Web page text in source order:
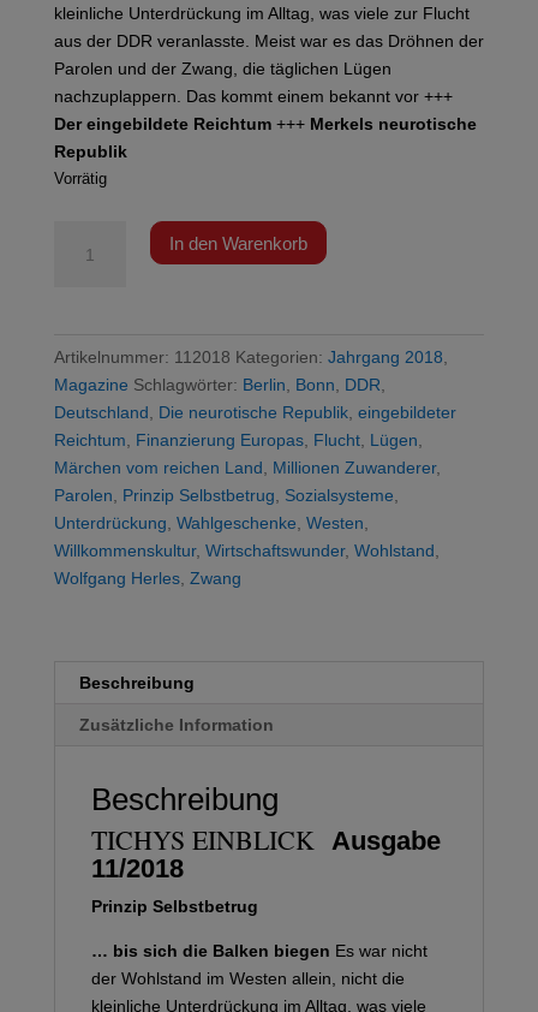
kleinliche Unterdrückung im Alltag, was viele zur Flucht
aus der DDR veranlasste. Meist war es das Dröhnen der
Parolen und der Zwang, die täglichen Lügen
nachzuplappern. Das kommt einem bekannt vor +++
Der eingebildete Reichtum+++ Merkels neurotische
Republik
Vorrätig
Selbstbetrug
In den Warenkorb
Artikelnummer: 112018 Kategorien: Jahrgang 2018,
Magazine Schlagwörter: Berlin, Bonn, DDR,
Deutschland, Die neurotische Republik, eingebildeter
Reichtum, Finanzierung Europas, Flucht, Lügen,
Märchen vom reichen Land, Millionen Zuwanderer,
Parolen, Prinzip Selbstbetrug, Sozialsysteme,
Unterdrückung, Wahlgeschenke, Westen,
Willkommenskultur, Wirtschaftswunder, Wohlstand,
Wolfgang Herles, Zwang
Beschreibung
Zusätzliche Information
Beschreibung
TICHYS EINBLICK Ausgabe
11/2018
Prinzip Selbstbetrug
… bis sich die Balken biegen Es war nicht
der Wohlstand im Westen allein, nicht die
kleinliche Unterdrückung im Alltag, was viele